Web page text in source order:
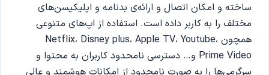
ساخته و امکان اتصال و ارائه‌ی بدنامه و اپلیکیسن‌های
مختلف را به کاربر داده است. استفاده از اپ‌های متنوعی
همچون Netflix، Disney plus، Apple TV، Youtube،
Prime Video و… دسترسی نامحدود کاربران به محتوا و